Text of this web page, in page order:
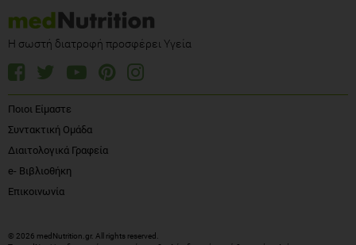
Η σωστή διατροφή προσφέρει Υγεία
Ποιοι Είμαστε
Συντακτική Ομάδα
Διαιτολογικά Γραφεία
e- Βιβλιοθήκη
Επικοινωνία
© 2026 medNutrition.gr. All rights reserved.